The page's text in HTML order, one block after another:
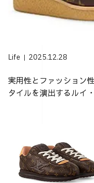
Life 2025.12.28
実用性とファッション
タイルを演出するルイ